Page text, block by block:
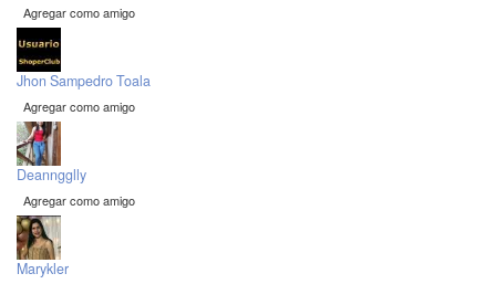
Agregar como amigo
Jhon Sampedro Toala
Agregar como amigo
Deanngglly
Agregar como amigo
Marykler